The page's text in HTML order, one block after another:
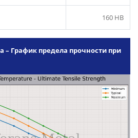
160 HB
– График предела прочности при